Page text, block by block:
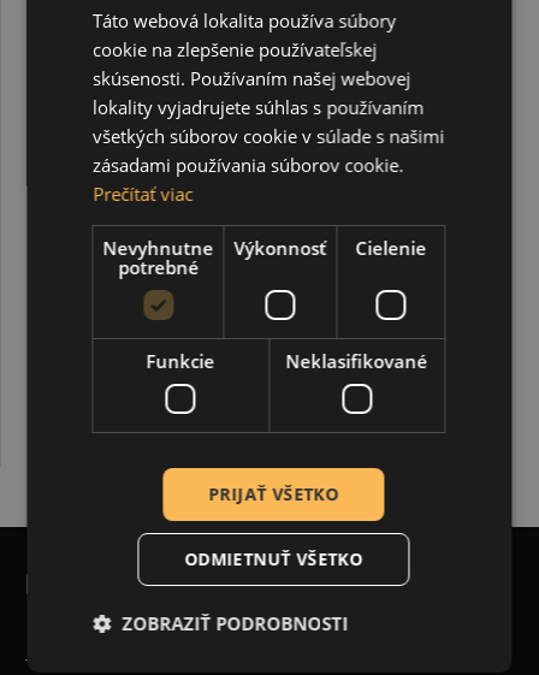
Akrylová farba lesklá 20 ml, jablková zelená
1,00 €
POTREBUJETE POMÔCŤ?
+421 948 173 390
Táto webová lokalita používa súbory
cookie na zlepšenie používateľskej
skúsenosti. Používaním našej webovej
lokality vyjadrujete súhlas s používaním
všetkých súborov cookie v súlade s našimi
zásadami používania súborov cookie.
Prečítať viac
Nevyhnutne
potrebné
Výkonnosť Cielenie
Funkcie Neklasifikované
PRIJAŤ VŠETKO
ODMIETNUŤ VŠETKO
ZOBRAZIŤ PODROBNOSTI